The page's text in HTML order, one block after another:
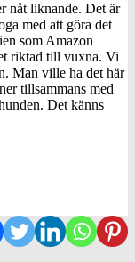
nåt liknande. Det är
med att göra det
som Amazon
riktad till vuxna. Vi
Man ville ha det här
tillsammans med
Det känns